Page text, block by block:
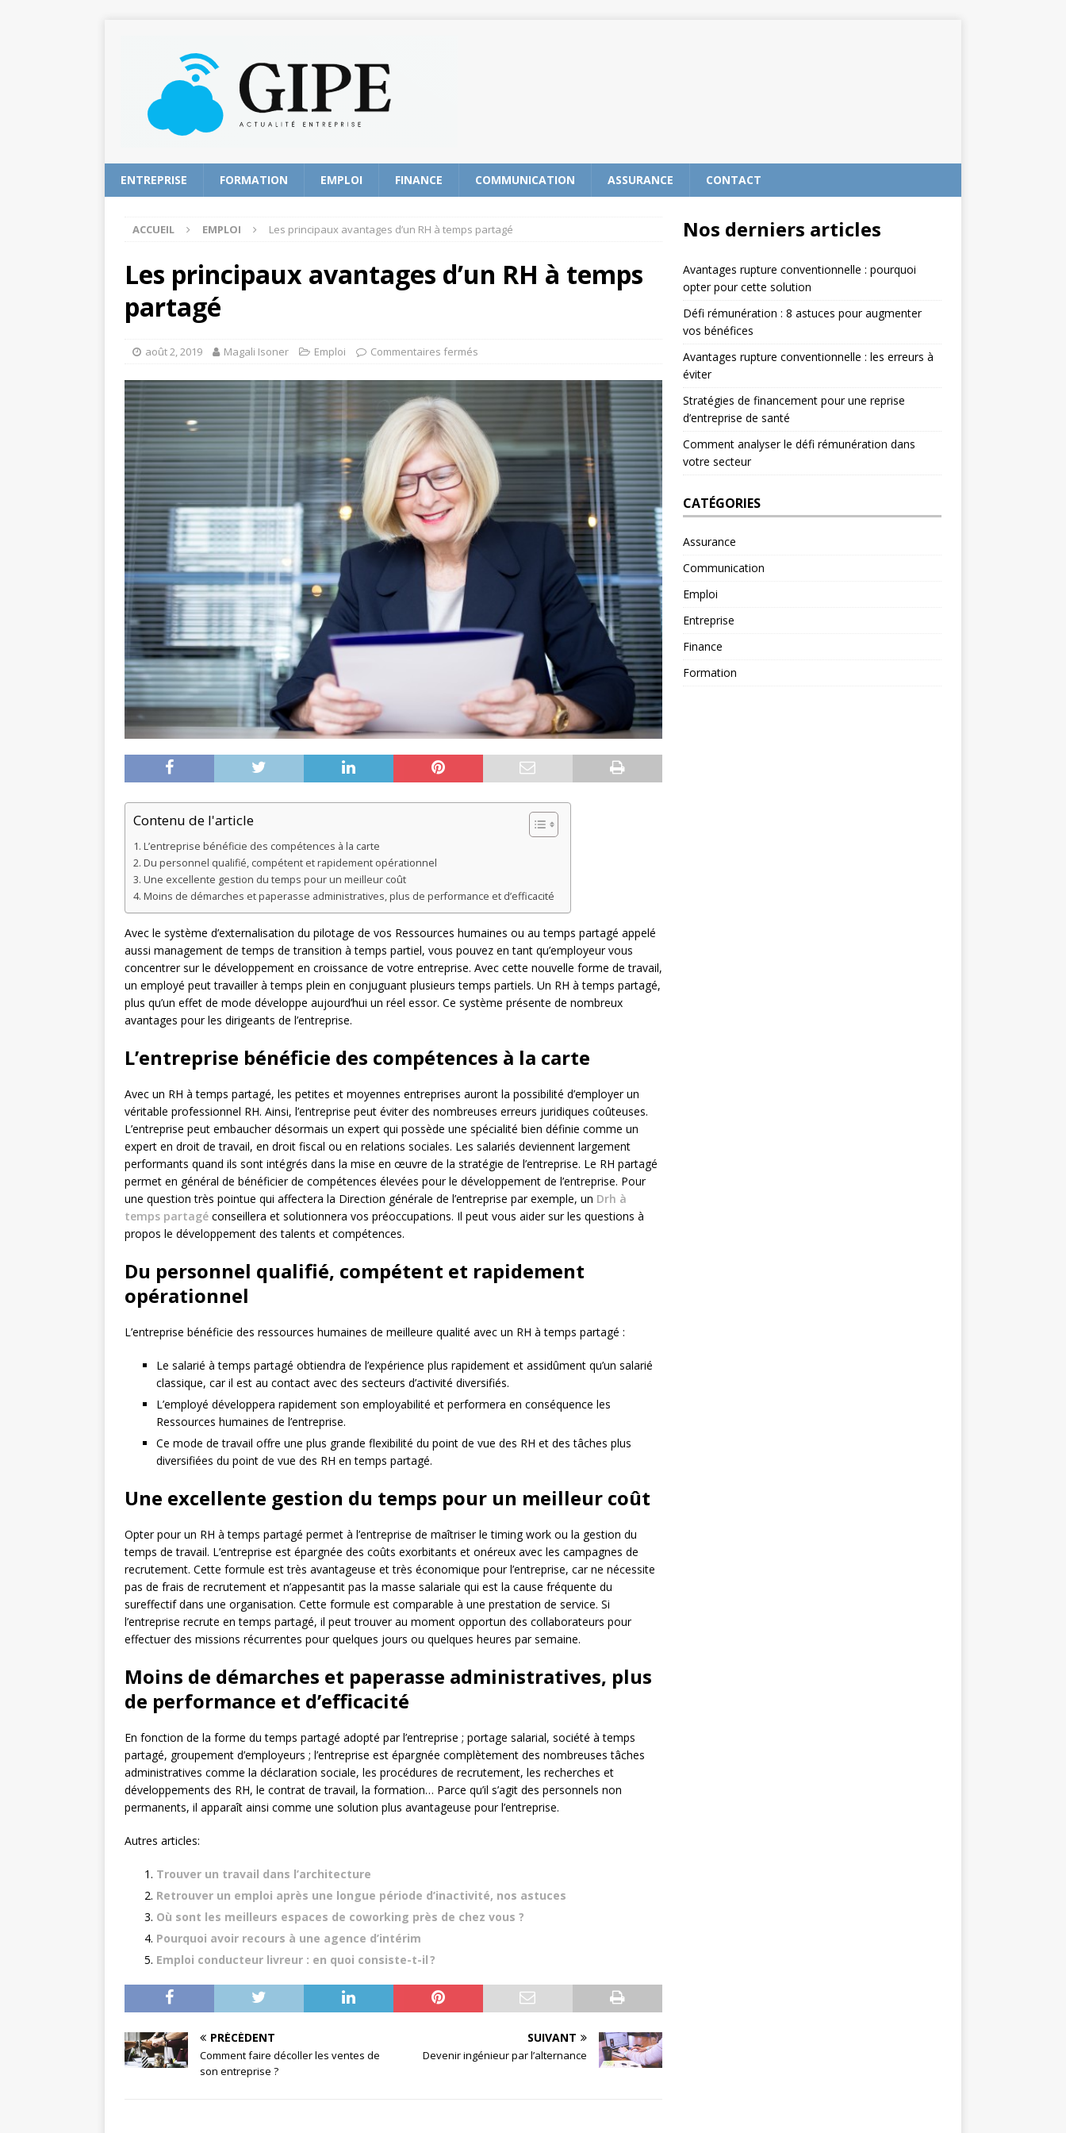
ENTREPRISE FORMATION EMPLOI FINANCE COMMUNICATION ASSURANCE CONTACT
ACCUEIL EMPLOI Les principaux avantages d’un RH à temps partagé
Les principaux avantages d’un RH à temps
partagé
août 2, 2019 Magali Isoner Emploi Commentaires fermés
Contenu de l'article
L’entreprise bénéficie des compétences à la carte
Du personnel qualifié, compétent et rapidement opérationnel
Une excellente gestion du temps pour un meilleur coût
Moins de démarches et paperasse administratives, plus de performance et d’efficacité
Avec le système d’externalisation du pilotage de vos Ressources humaines ou au temps partagé appelé
aussi management de temps de transition à temps partiel, vous pouvez en tant qu’employeur vous
concentrer sur le développement en croissance de votre entreprise. Avec cette nouvelle forme de travail,
un employé peut travailler à temps plein en conjuguant plusieurs temps partiels. Un RH à temps partagé,
plus qu’un effet de mode développe aujourd’hui un réel essor. Ce système présente de nombreux
avantages pour les dirigeants de l’entreprise.
L’entreprise bénéficie des compétences à la carte
Avec un RH à temps partagé, les petites et moyennes entreprises auront la possibilité d’employer un
véritable professionnel RH. Ainsi, l’entreprise peut éviter des nombreuses erreurs juridiques coûteuses.
L’entreprise peut embaucher désormais un expert qui possède une spécialité bien définie comme un
expert en droit de travail, en droit fiscal ou en relations sociales. Les salariés deviennent largement
performants quand ils sont intégrés dans la mise en œuvre de la stratégie de l’entreprise. Le RH partagé
permet en général de bénéficier de compétences élevées pour le développement de l’entreprise. Pour
une question très pointue qui affectera la Direction générale de l’entreprise par exemple, un Drh à
temps partagé conseillera et solutionnera vos préoccupations. Il peut vous aider sur les questions à
propos le développement des talents et compétences.
Du personnel qualifié, compétent et rapidement
opérationnel
L’entreprise bénéficie des ressources humaines de meilleure qualité avec un RH à temps partagé :
Le salarié à temps partagé obtiendra de l’expérience plus rapidement et assidûment qu’un salarié
classique, car il est au contact avec des secteurs d’activité diversifiés.
L’employé développera rapidement son employabilité et performera en conséquence les
Ressources humaines de l’entreprise.
Ce mode de travail offre une plus grande flexibilité du point de vue des RH et des tâches plus
diversifiées du point de vue des RH en temps partagé.
Une excellente gestion du temps pour un meilleur coût
Opter pour un RH à temps partagé permet à l’entreprise de maîtriser le timing work ou la gestion du
temps de travail. L’entreprise est épargnée des coûts exorbitants et onéreux avec les campagnes de
recrutement. Cette formule est très avantageuse et très économique pour l’entreprise, car ne nécessite
pas de frais de recrutement et n’appesantit pas la masse salariale qui est la cause fréquente du
sureffectif dans une organisation. Cette formule est comparable à une prestation de service. Si
l’entreprise recrute en temps partagé, il peut trouver au moment opportun des collaborateurs pour
effectuer des missions récurrentes pour quelques jours ou quelques heures par semaine.
Moins de démarches et paperasse administratives, plus
de performance et d’efficacité
En fonction de la forme du temps partagé adopté par l’entreprise ; portage salarial, société à temps
partagé, groupement d’employeurs ; l’entreprise est épargnée complètement des nombreuses tâches
administratives comme la déclaration sociale, les procédures de recrutement, les recherches et
développements des RH, le contrat de travail, la formation… Parce qu’il s’agit des personnels non
permanents, il apparaît ainsi comme une solution plus avantageuse pour l’entreprise.
Autres articles:
Trouver un travail dans l’architecture
Retrouver un emploi après une longue période d’inactivité, nos astuces
Où sont les meilleurs espaces de coworking près de chez vous ?
Pourquoi avoir recours à une agence d’intérim
Emploi conducteur livreur : en quoi consiste-t-il ?
PRÉCÉDENT
Comment faire décoller les ventes de
son entreprise ?
SUIVANT
Devenir ingénieur par l’alternance
Nos derniers articles
Avantages rupture conventionnelle : pourquoi
opter pour cette solution
Défi rémunération : 8 astuces pour augmenter
vos bénéfices
Avantages rupture conventionnelle : les erreurs à
éviter
Stratégies de financement pour une reprise
d’entreprise de santé
Comment analyser le défi rémunération dans
votre secteur
CATÉGORIES
Assurance
Communication
Emploi
Entreprise
Finance
Formation